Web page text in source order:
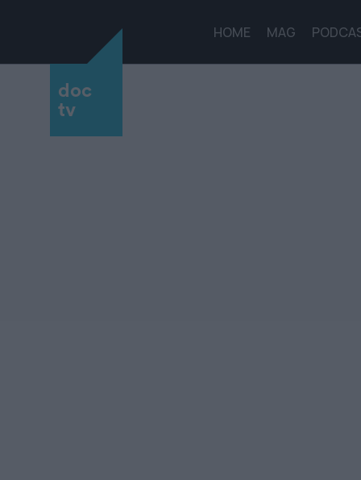
doc
tv
HOME MAG